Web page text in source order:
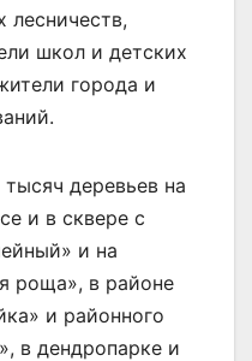
лесничеств,
школ и детских
города и
деревьев на
и в сквере с
и на
роща», в районе
и районного
в дендропарке и